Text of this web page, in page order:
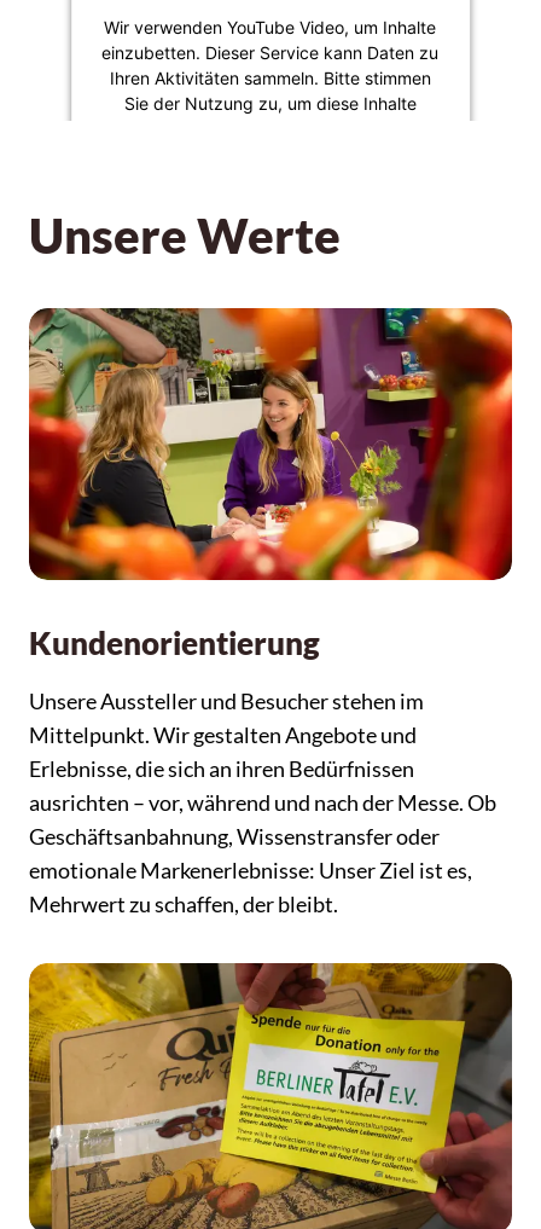
Wir verwenden YouTube Video, um Inhalte
einzubetten. Dieser Service kann Daten zu
Ihren Aktivitäten sammeln. Bitte stimmen
Sie der Nutzung zu, um diese Inhalte
Akzeptieren
Unsere Werte
Kundenorientierung
Unsere Aussteller und Besucher stehen im
Mittelpunkt. Wir gestalten Angebote und
Erlebnisse, die sich an ihren Bedürfnissen
ausrichten – vor, während und nach der Messe. Ob
Geschäftsanbahnung, Wissenstransfer oder
emotionale Markenerlebnisse: Unser Ziel ist es,
Mehrwert zu schaffen, der bleibt.